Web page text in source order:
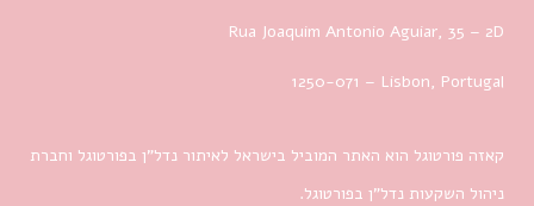
Rua Joaquim Antonio Aguiar, 35 – 2D
1250-071 – Lisbon, Portugal
קאזה פורטוגל הוא האתר המוביל בישראל לאיתור נדל”ן בפורטוגל וחברת
ניהול השקעות נדל”ן בפורטוגל.